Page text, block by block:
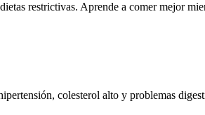
restrictivas. Aprende a comer mejor
colesterol alto y problemas